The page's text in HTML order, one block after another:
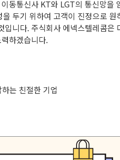
동통신사 KT와 LGT의 통신망을
두기 위하여 고객이 진정으로
니다. 주식회사 에넥스텔레콤은
하겠습니다.
는 친절한 기업